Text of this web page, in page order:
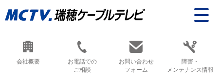
会社概要
お電話での
ご相談
お問い合わせ
フォーム
障害・
メンテナンス情報